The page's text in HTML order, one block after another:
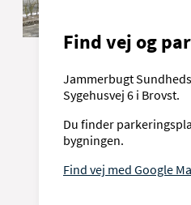
Find vej og
Jammerbugt
Sygehusvej 6 i Brovst.
Du finder
bygningen.
Find vej med Google